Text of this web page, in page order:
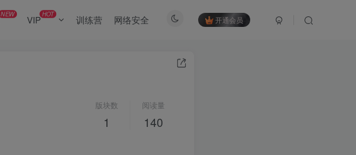
开通会员
NEW VIPHOT 训练营 网络安全
版块数
1
阅读量
140